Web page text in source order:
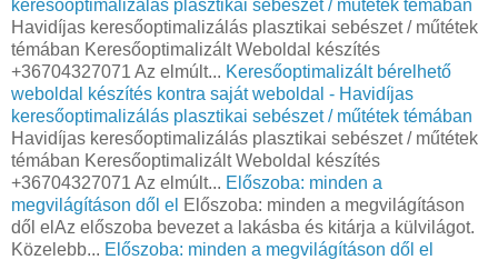
keresőoptimalizálás plasztikai sebészet / műtétek témában
Havidíjas keresőoptimalizálás plasztikai sebészet / műtétek
témában Keresőoptimalizált Weboldal készítés
+36704327071 Az elmúlt... Keresőoptimalizált bérelhető
weboldal készítés kontra saját weboldal - Havidíjas
keresőoptimalizálás plasztikai sebészet / műtétek témában
Havidíjas keresőoptimalizálás plasztikai sebészet / műtétek
témában Keresőoptimalizált Weboldal készítés
+36704327071 Az elmúlt... Előszoba: minden a
megvilágításon dől el Előszoba: minden a megvilágításon
dől elAz előszoba bevezet a lakásba és kitárja a külvilágot.
Közelebb... Előszoba: minden a megvilágításon dől el